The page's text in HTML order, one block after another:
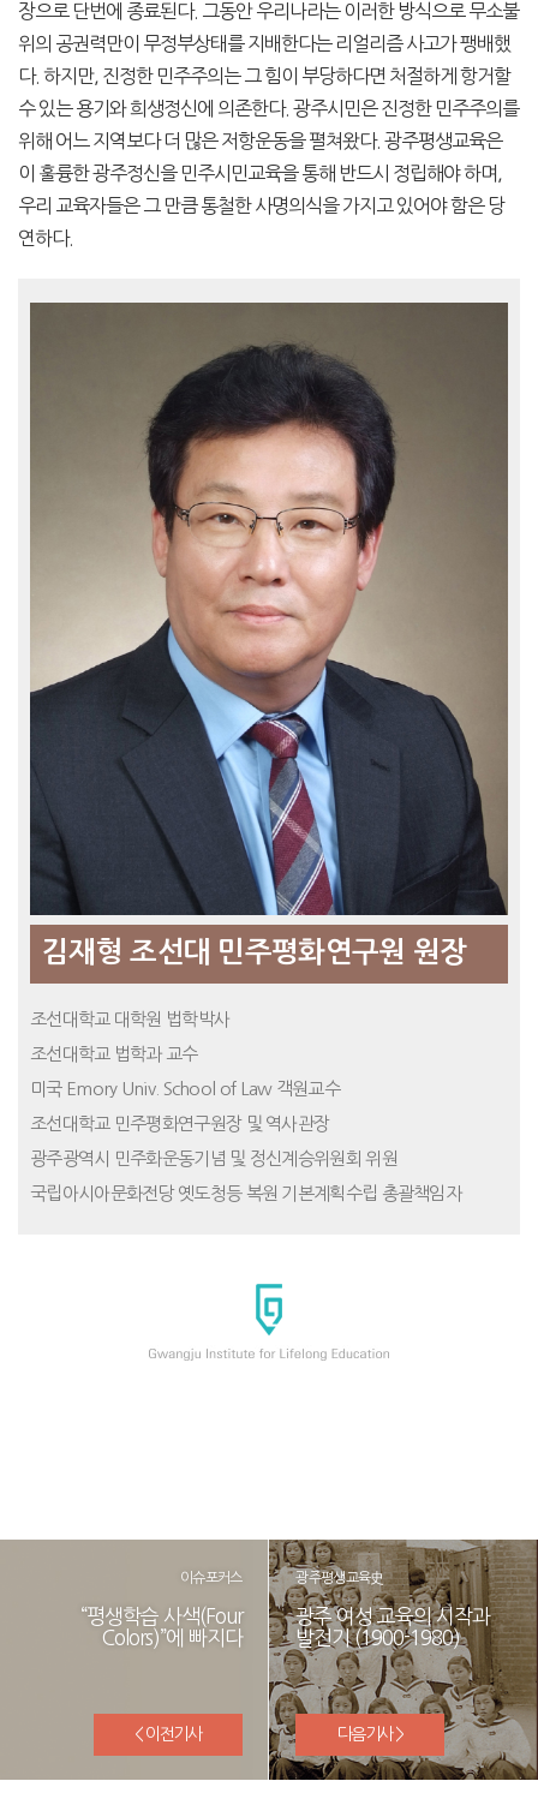
장으로 단번에 종료된다. 그동안 우리나라는 이러한 방식으로 무소불
위의 공권력만이 무정부상태를 지배한다는 리얼리즘 사고가 팽배했
다. 하지만, 진정한 민주주의는 그 힘이 부당하다면 처절하게 항거할
수 있는 용기와 희생정신에 의존한다. 광주시민은 진정한 민주주의를
위해 어느 지역보다 더 많은 저항운동을 펼쳐왔다. 광주평생교육은
이 훌륭한 광주정신을 민주시민교육을 통해 반드시 정립해야 하며,
우리 교육자들은 그 만큼 통철한 사명의식을 가지고 있어야 함은 당
연하다.
김재형 조선대 민주평화연구원 원장
조선대학교 대학원 법학박사
조선대학교 법학과 교수
미국 Emory Univ. School of Law 객원교수
조선대학교 민주평화연구원장 및 역사관장
광주광역시 민주화운동기념 및 정신계승위원회 위원
국립아시아문화전당 옛도청등 복원 기본계획수립 총괄책임자
이슈포커스
“평생학습 사색(Four
Colors)”에 빠지다
< 이전기사
광주평생교육史
광주 여성 교육의 시작과
발전기 (1900-1980)
다음기사 >